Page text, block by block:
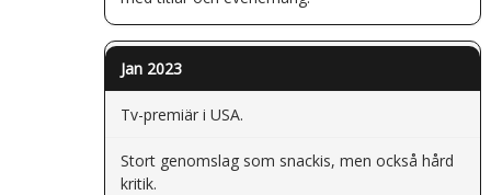
Jan 2023
Tv-premiär i USA.
Stort genomslag som snackis, men också hård
kritik.